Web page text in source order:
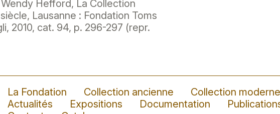
Hefford, La Collection
Lausanne : Fondation Toms
2010, cat. 94, p. 296-297 (repr.
La Fondation Collection ancienne
Collection
Actualités
Expositions Documentation